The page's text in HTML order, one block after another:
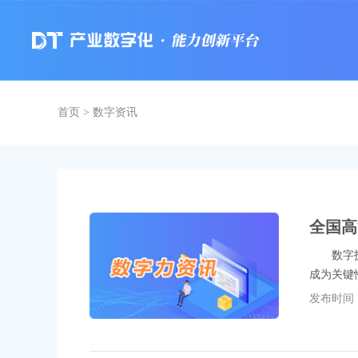
首页 > 数字资讯
全国
数字技
成为关键
发布时间